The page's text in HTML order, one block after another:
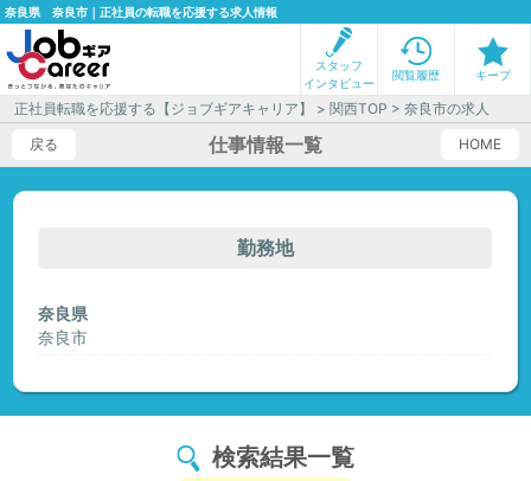
奈良県 奈良市｜正社員の転職を応援する求人情報
スタッフ
インタビュー
閲覧履歴 キープ
正社員転職を応援する【ジョブギアキャリア】 >関西TOP > 奈良市の求人
戻る
HOME
仕事情報一覧
勤務地
奈良県
奈良市
検索結果一覧